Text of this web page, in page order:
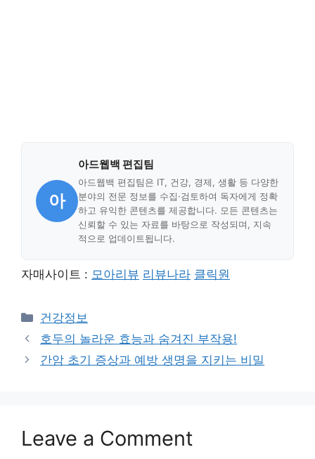
아
아드웹백 편집팀
아드웹백 편집팀은 IT, 건강, 경제, 생활 등 다양한
분야의 전문 정보를 수집·검토하여 독자에게 정확
하고 유익한 콘텐츠를 제공합니다. 모든 콘텐츠는
신뢰할 수 있는 자료를 바탕으로 작성되며, 지속
적으로 업데이트됩니다.
자매사이트 : 모아리뷰 리뷰나라 클릭원
Categories
건강정보
호두의 놀라운 효능과 숨겨진 부작용!
간암 초기 증상과 예방 생명을 지키는 비밀
Leave a Comment